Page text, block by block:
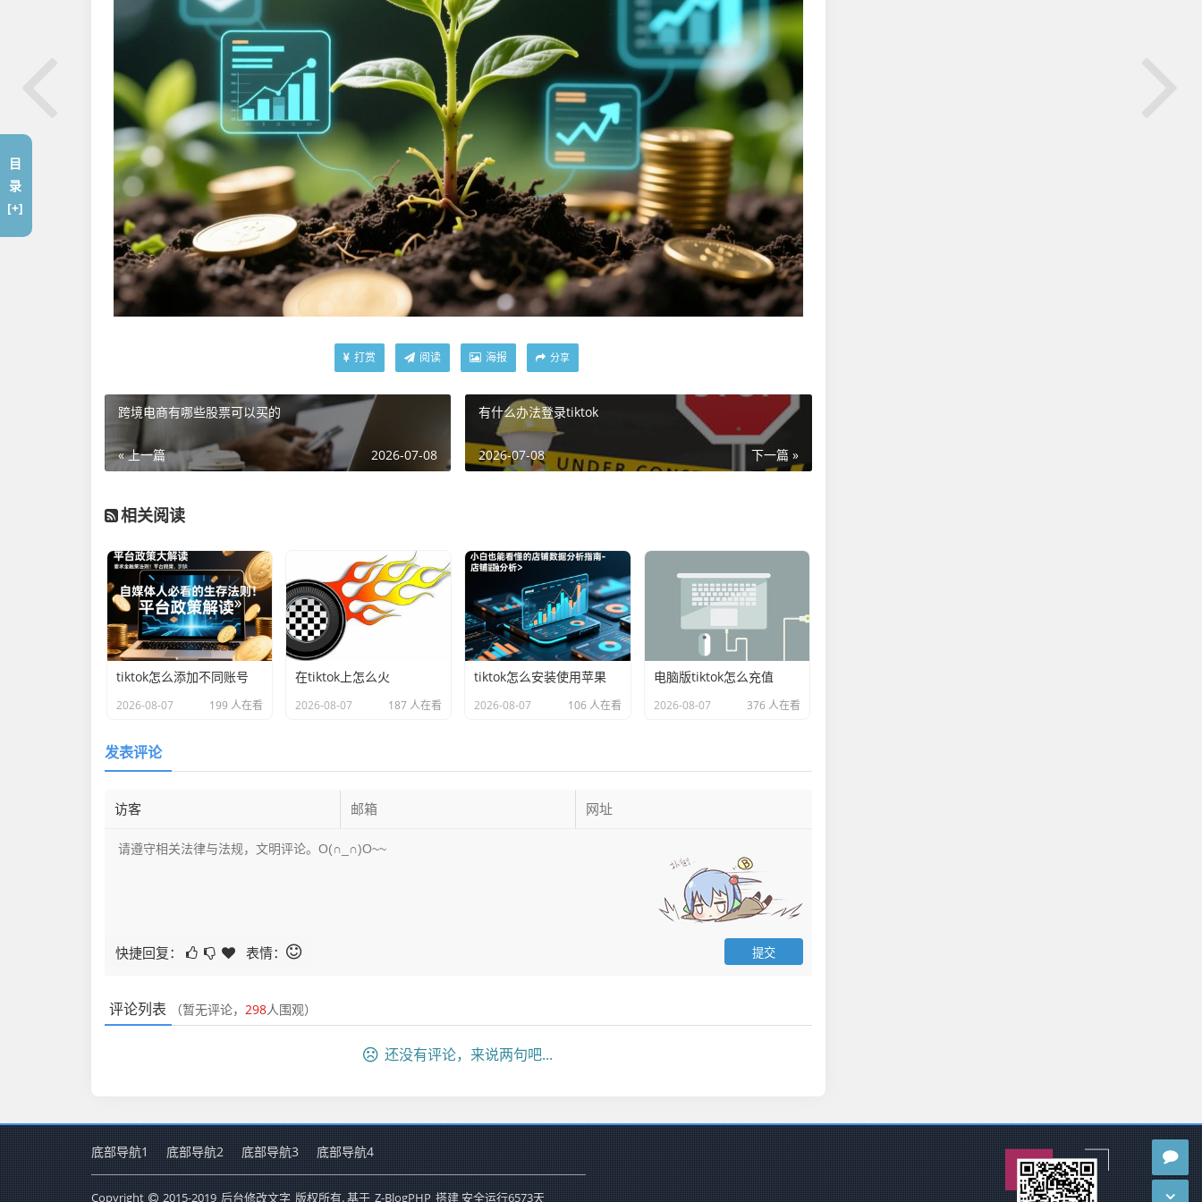
打赏 阅读 海报 分享
跨境电商有哪些股票可以买的
« 上一篇 2026-07-08
有什么办法登录tiktok
下一篇 »
2026-07-08
相关阅读
tiktok怎么添加不同账号
2026-08-07 199 人在看
在tiktok上怎么火
2026-08-07 187 人在看
tiktok怎么安装使用苹果
2026-08-07 106 人在看
电脑版tiktok怎么充值
2026-08-07 376 人在看
发表评论
快捷回复： 表情：
评论列表 （暂无评论， 298人围观）
还没有评论，来说两句吧...
目
录
[+]
底部导航1 底部导航2 底部导航3 底部导航4
Copyright 2015-2019 后台修改文字 版权所有. 基于 Z-BlogPHP 搭建 安全运行6573天